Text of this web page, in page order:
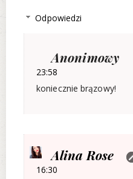
Odpowiedzi
Anonimowy
23:58
koniecznie brązowy!
Alina Rose
16:30